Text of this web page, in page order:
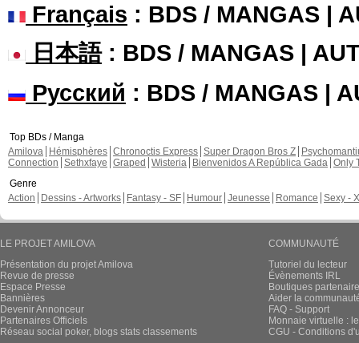
Français : BDS / MANGAS |
日本語: BDS / MANGAS |
Русский : BDS / MANGAS |
Top BDs / Manga
Amilova
Hémisphères Chronoctis Express Super Dragon Bros Z
Connection Sethxfaye Graped Wisteria Bienvenidos A República Gada Only
Genre
Action
Dessins - Artworks Fantasy - SF Humour Jeunesse Romance Sexy -
LE PROJET AMILOVA
Présentation du projet Amilova
Revue de presse
Espace Presse
Bannières
Devenir Annonceur
Partenaires Officiels
Réseau social poker, blogs stats classements
COMMUNAUTÉ
Tutoriel du lecteur
Évènements IRL
Boutiques
Aider la
FAQ - Support
Monnaie virtuelle :
CGU - Conditions